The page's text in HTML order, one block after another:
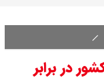
پزشکیان از مواضع ۶ کشور در برابر